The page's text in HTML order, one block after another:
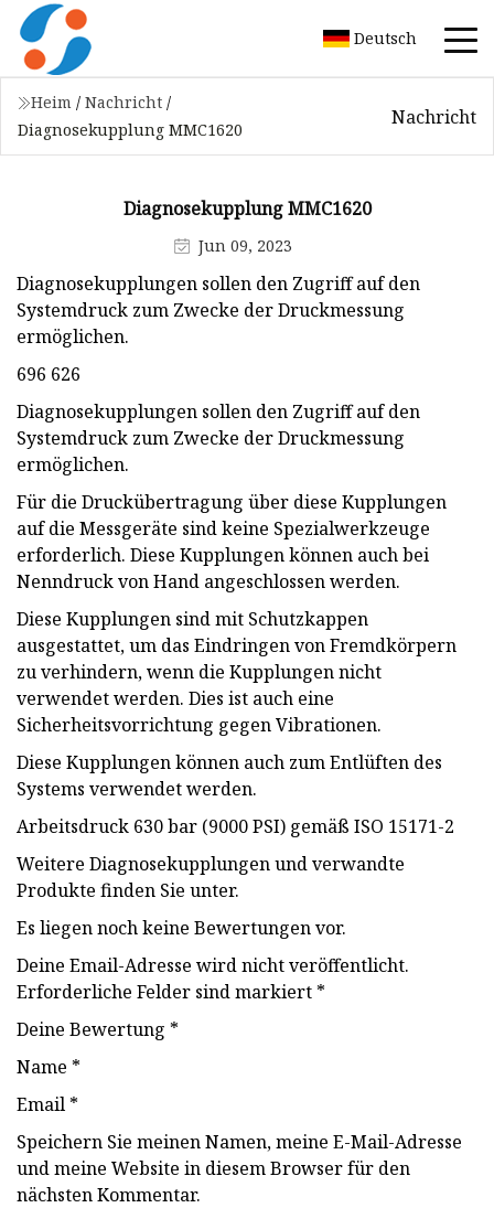
Deutsch
Heim / Nachricht /
Diagnosekupplung MMC1620
Nachricht
Diagnosekupplung MMC1620
Jun 09, 2023
Diagnosekupplungen sollen den Zugriff auf den
Systemdruck zum Zwecke der Druckmessung
ermöglichen.
₹696 ₹626
Diagnosekupplungen sollen den Zugriff auf den
Systemdruck zum Zwecke der Druckmessung
ermöglichen.
Für die Druckübertragung über diese Kupplungen
auf die Messgeräte sind keine Spezialwerkzeuge
erforderlich. Diese Kupplungen können auch bei
Nenndruck von Hand angeschlossen werden.
Diese Kupplungen sind mit Schutzkappen
ausgestattet, um das Eindringen von Fremdkörpern
zu verhindern, wenn die Kupplungen nicht
verwendet werden. Dies ist auch eine
Sicherheitsvorrichtung gegen Vibrationen.
Diese Kupplungen können auch zum Entlüften des
Systems verwendet werden.
Arbeitsdruck 630 bar (9000 PSI) gemäß ISO 15171-2
Weitere Diagnosekupplungen und verwandte
Produkte finden Sie unter.
Es liegen noch keine Bewertungen vor.
Deine Email-Adresse wird nicht veröffentlicht.
Erforderliche Felder sind markiert *
Deine Bewertung *
Name *
Email *
Speichern Sie meinen Namen, meine E-Mail-Adresse
und meine Website in diesem Browser für den
nächsten Kommentar.